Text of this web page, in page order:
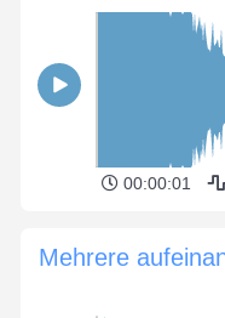
00:00:01